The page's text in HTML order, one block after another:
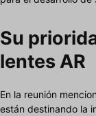
Su
lentes AR
En la reunión
están destinando la